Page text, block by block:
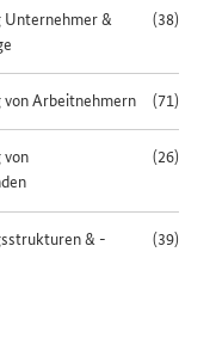
&
(38)
Arbeitnehmern (71)
(26)
& -
(39)